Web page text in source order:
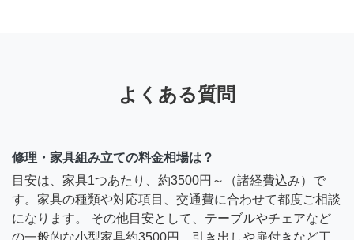
よくある質問
修理・家具組み立ての料金相場は？
目安は、家具1つあたり、約3500円～（諸経費込み）で
す。家具の種類や対応項目、交通費に合わせて都度ご相談
になります。 その他目安として、テーブルやチェアなど